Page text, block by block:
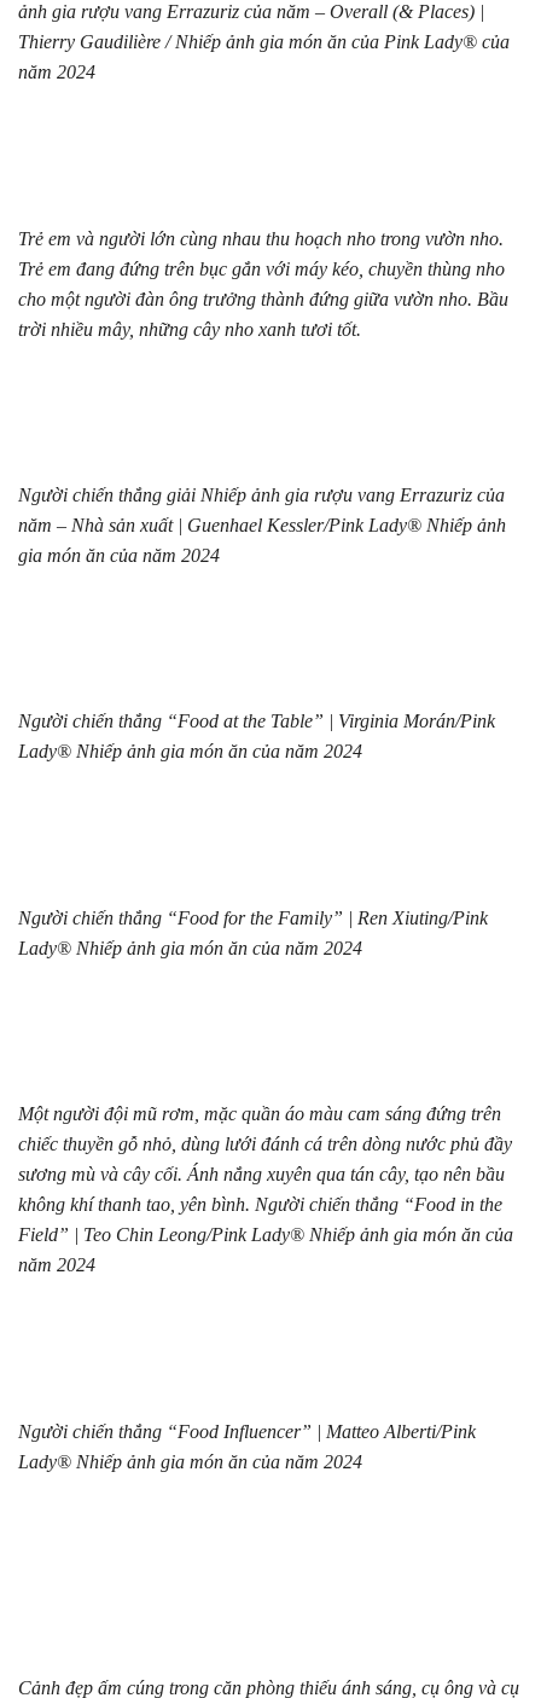
ảnh gia rượu vang Errazuriz của năm – Overall (& Places) |
Thierry Gaudilière / Nhiếp ảnh gia món ăn của Pink Lady® của
năm 2024
Trẻ em và người lớn cùng nhau thu hoạch nho trong vườn nho.
Trẻ em đang đứng trên bục gắn với máy kéo, chuyền thùng nho
cho một người đàn ông trưởng thành đứng giữa vườn nho. Bầu
trời nhiều mây, những cây nho xanh tươi tốt.
Người chiến thắng giải Nhiếp ảnh gia rượu vang Errazuriz của
năm – Nhà sản xuất | Guenhael Kessler/Pink Lady® Nhiếp ảnh
gia món ăn của năm 2024
Người chiến thắng “Food at the Table” | Virginia Morán/Pink
Lady® Nhiếp ảnh gia món ăn của năm 2024
Người chiến thắng “Food for the Family” | Ren Xiuting/Pink
Lady® Nhiếp ảnh gia món ăn của năm 2024
Một người đội mũ rơm, mặc quần áo màu cam sáng đứng trên
chiếc thuyền gỗ nhỏ, dùng lưới đánh cá trên dòng nước phủ đầy
sương mù và cây cối. Ánh nắng xuyên qua tán cây, tạo nên bầu
không khí thanh tao, yên bình. Người chiến thắng “Food in the
Field” | Teo Chin Leong/Pink Lady® Nhiếp ảnh gia món ăn của
năm 2024
Người chiến thắng “Food Influencer” | Matteo Alberti/Pink
Lady® Nhiếp ảnh gia món ăn của năm 2024
Cảnh đẹp ấm cúng trong căn phòng thiếu ánh sáng, cụ ông và cụ